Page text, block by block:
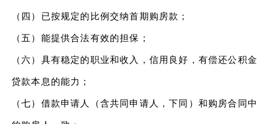
（四）已按规定的比例交纳首期购房款；
（五）能提供合法有效的担保；
（六）具有稳定的职业和收入，信用良好，有偿还公积金
贷款本息的能力；
（七）借款申请人（含共同申请人，下同）和购房合同中